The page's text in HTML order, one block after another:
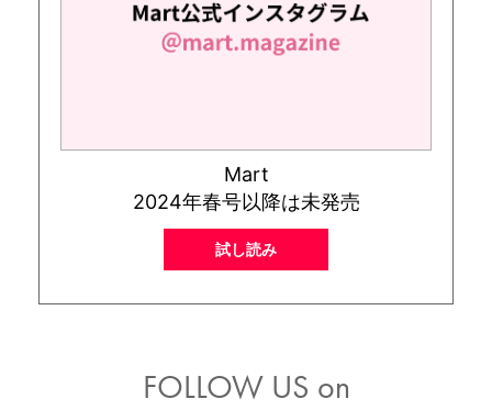
Mart
2024年春号以降は未発売
試し読み
FOLLOW US on